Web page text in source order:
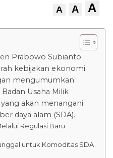
A A A
Prabowo Subianto
kebijakan ekonomi
mengumumkan
Usaha Milik
akan menangani
daya alam (SDA).
Regulasi Baru
untuk Komoditas SDA